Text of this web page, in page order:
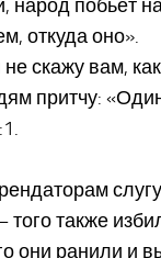
народ побьёт
откуда оно».
скажу вам,
притчу:
также
они ранили и